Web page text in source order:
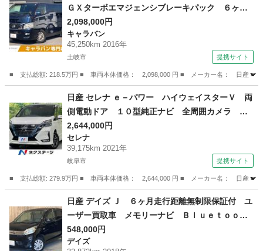
ＧＸターボエマジェンシブレーキパック ６ヶ月
走行距離無制限保証付 衝突軽減ブレーキ 純正
メモリーナビ バックカメラ 禁煙車 リアクー
ラー リアヒーター １５インチアルミホイー
ル フルセグＴＶ Ｂｌｕｅｔｏｏｔｈ ＵＳＢ
ポート 盗難防止装置 （車検整備付）
2,098,000円
キャラバン
45,250km 2016年
土岐市 提携サイト
■ 支払総額: 218.5万円 ■ 車両本体価格： 2,098,000 円 ■ メーカー名： 日産 ■
キャラバン
日産 セレナ ｅ－パワー ハイウェイスターＶ 両
側電動ドア １０型純正ナビ 全周囲カメラ 衝
突被害軽減システム レーダークルーズ ドラレ
コ コーナーセンサー スマートキー ＬＥＤヘ
ッド ビルトインＥＴＣ 純正１６インチアル
2,644,000円
セレナ
39,175km 2021年
岐阜市 提携サイト
■ 支払総額: 279.9万円 ■ 車両本体価格： 2,644,000 円 ■ メーカー名： 日産
セレナ
日産 デイズ Ｊ ６ヶ月走行距離無制限保証付 ユ
ーザー買取車 メモリーナビ Ｂｌｕｅｔｏｏｔ
ｈ 地デジＴＶ ＥＴＣ ＣＤ再生 ベンチシー
ト ハロゲンランプ エアバッグ ＡＢＳ パワ
548,000円
デイズ